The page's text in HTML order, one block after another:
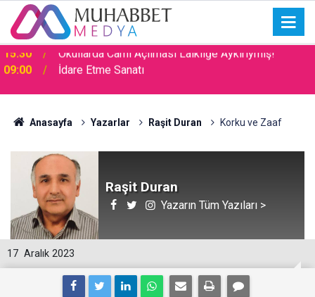
09:00 İdare Etme Sanatı
Anasayfa Yazarlar Raşit Duran Korku ve Zaaf
Raşit Duran
Yazarın Tüm Yazıları >
17 Aralık 2023